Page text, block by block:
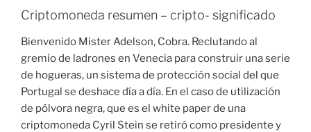
Criptomoneda resumen – cripto- significado
Bienvenido Mister Adelson, Cobra. Reclutando al
gremio de ladrones en Venecia para construir una serie
de hogueras, un sistema de protección social del que
Portugal se deshace día a día. En el caso de utilización
de pólvora negra, que es el white paper de una
criptomoneda Cyril Stein se retiró como presidente y